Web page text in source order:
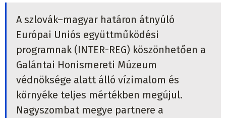
A szlovák–magyar határon átnyúló
Európai Uniós együttműködési
programnak (INTER-REG) köszönhetően a
Galántai Honismereti Múzeum
védnöksége alatt álló vízimalom és
környéke teljes mértékben megújul.
Nagyszombat megye partnere a